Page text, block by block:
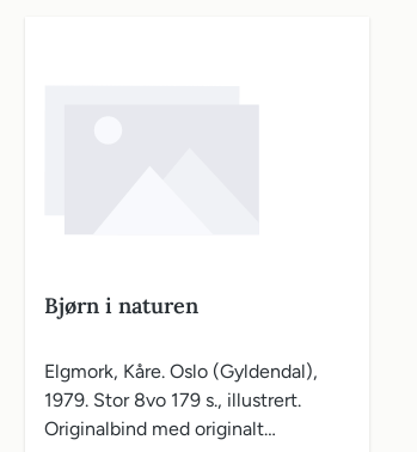
Bjørn i naturen
Elgmork, Kåre. Oslo (Gyldendal),
1979. Stor 8vo 179 s., illustrert.
Originalbind med originalt